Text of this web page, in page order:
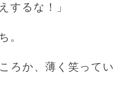
するな！」
。
ろか、薄く笑ってい